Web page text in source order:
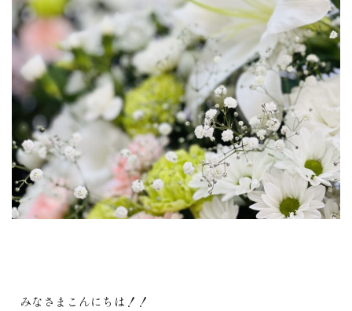
みなさまこんにちは！！